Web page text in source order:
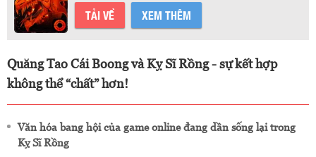
TẢI VỀ XEM THÊM
Quăng Tao Cái Boong và Kỵ Sĩ Rồng - sự kết hợp
không thể “chất” hơn!
Văn hóa bang hội của game online đang dần sống lại trong
Kỵ Sĩ Rồng